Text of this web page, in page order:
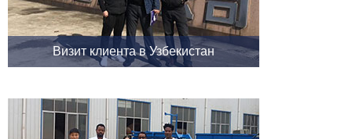
Визит клиента в Узбекистан